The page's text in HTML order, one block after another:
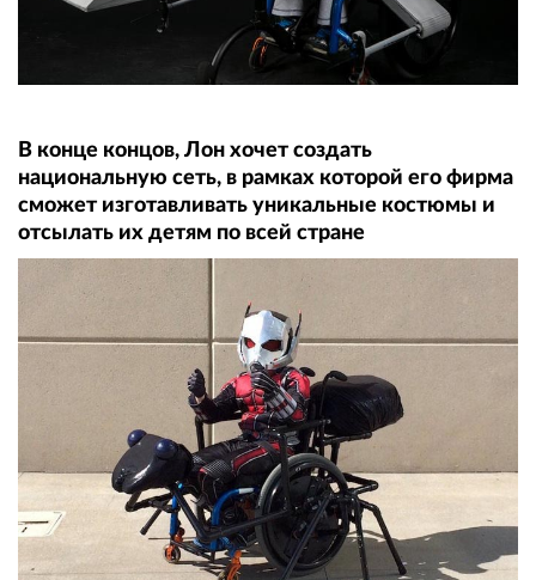
В конце концов, Лон хочет создать
национальную сеть, в рамках которой его фирма
сможет изготавливать уникальные костюмы и
отсылать их детям по всей стране